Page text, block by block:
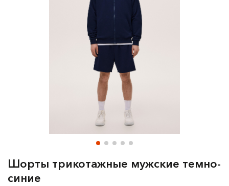
Шорты трикотажные мужские темно-
синие